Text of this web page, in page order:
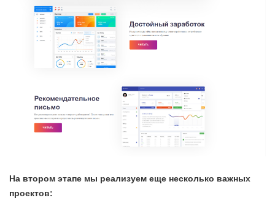
На втором этапе мы реализуем еще несколько важных
проектов: